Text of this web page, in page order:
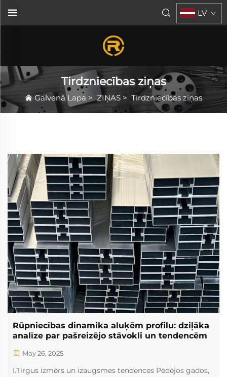
LV
Tirdzniecības ziņas
Galvenā Lapa >ZIŅAS > Tirdzniecības ziņas
Rūpniecības dinamika aluķēm profilu: dziļāka
analīze par pašreizējo stāvokli un tendencēm
May 26, 2025
I.Tirgus izmērs un izaugsmes tendences Pēdējos gados,